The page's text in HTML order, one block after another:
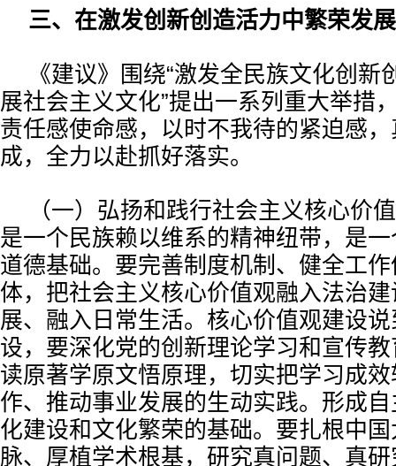
三、在激发创新创造活力中繁荣发
《建议》围绕“激发全民族文化创新
展社会主义文化”提出一系列重大举措
责任感使命感，以时不我待的紧迫感
成，全力以赴抓好落实。
（一）弘扬和践行社会主义核心价
是一个民族赖以维系的精神纽带，是
道德基础。要完善制度机制、健全工
体，把社会主义核心价值观融入法治
展、融入日常生活。核心价值观建设
设，要深化党的创新理论学习和宣传
读原著学原文悟原理，切实把学习成
作、推动事业发展的生动实践。形成
化建设和文化繁荣的基础。要扎根中
脉、厚植学术根基，研究真问题、真